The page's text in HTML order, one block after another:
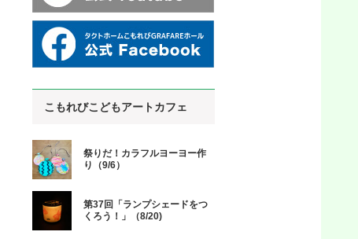
こもれびこどもアートカフェ
祭りだ！カラフルヨーヨー作
り（9/6）
第37回「ランプシェードをつ
くろう！」（8/20)